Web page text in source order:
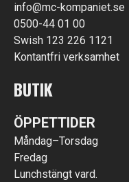
info@mc-kompaniet.se
0500-44 01 00
Swish 123 226 1121
Kontantfri verksamhet
BUTIK
ÖPPETTIDER
Måndag–Torsdag
Fredag
Lunchstängt vard.